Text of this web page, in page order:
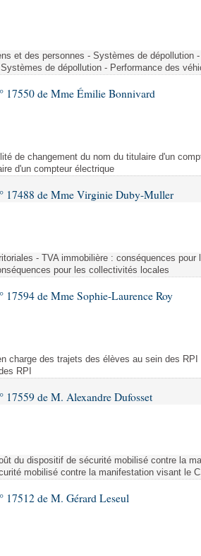
des lois
des lois
orales
débats
et des personnes - Systèmes de dépollution
de dépollution - Performance des
17550 de Mme Émilie Bonnivard
de changement du nom du titulaire d'un
d'un compteur électrique
17488 de Mme Virginie Duby-Muller
- TVA immobilière : conséquences
pour les collectivités locales
17594 de Mme Sophie-Laurence Roy
charge des trajets des élèves au sein des
RPI
17559 de M. Alexandre Dufosset
du dispositif de sécurité mobilisé contre la
mobilisé contre la manifestation visant le
17512 de M. Gérard Leseul